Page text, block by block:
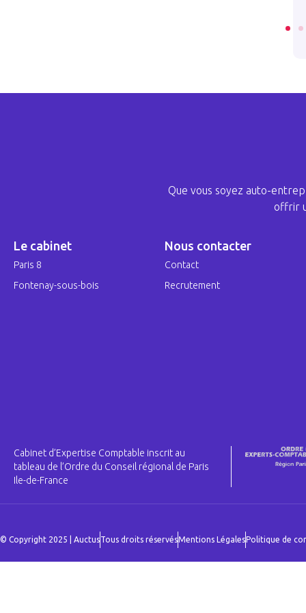
Que vous soyez auto-
offrir
Le cabinet
Paris 8
Fontenay-sous-bois
Nous contacter
Contact
Recrutement
Cabinet d’Expertise Comptable inscrit au
tableau de l’Ordre du Conseil régional de Paris
Ile-de-France
© Copyright 2025 | AuctusTous droits réservésMentions Légales Politique de